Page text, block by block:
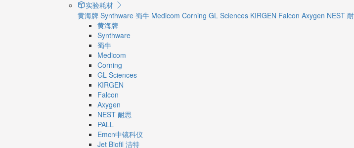
实验耗材
黄海牌 Synthware 蜀牛 Medicom Corning GL Sciences KIRGEN Falcon Axygen NEST
黄海牌
Synthware
蜀牛
Medicom
Corning
GL Sciences
KIRGEN
Falcon
Axygen
NEST 耐思
PALL
Emcn中镜科仪
Jet Biofil 洁特